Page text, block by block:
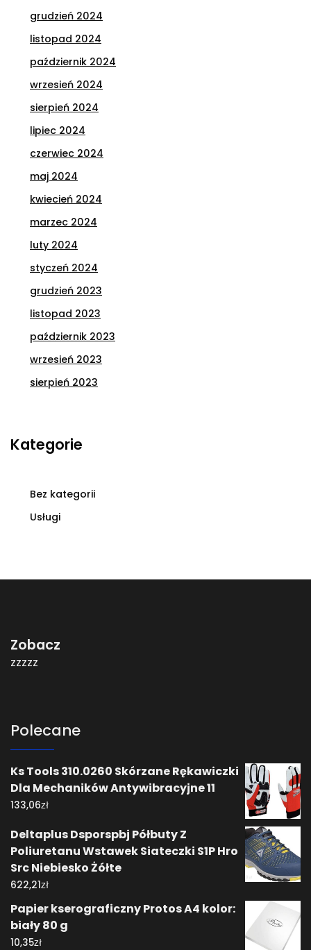
grudzień 2024
listopad 2024
październik 2024
wrzesień 2024
sierpień 2024
lipiec 2024
czerwiec 2024
maj 2024
kwiecień 2024
marzec 2024
luty 2024
styczeń 2024
grudzień 2023
listopad 2023
październik 2023
wrzesień 2023
sierpień 2023
Kategorie
Bez kategorii
Usługi
Zobacz
zzzzz
Polecane
Ks Tools 310.0260 Skórzane Rękawiczki
Dla Mechaników Antywibracyjne 11
133,06zł
Deltaplus Dsporspbj Półbuty Z
Poliuretanu Wstawek Siateczki S1P Hro
Src Niebiesko Żółte
622,21zł
Papier kserograficzny Protos A4 kolor:
biały 80 g
10,35zł